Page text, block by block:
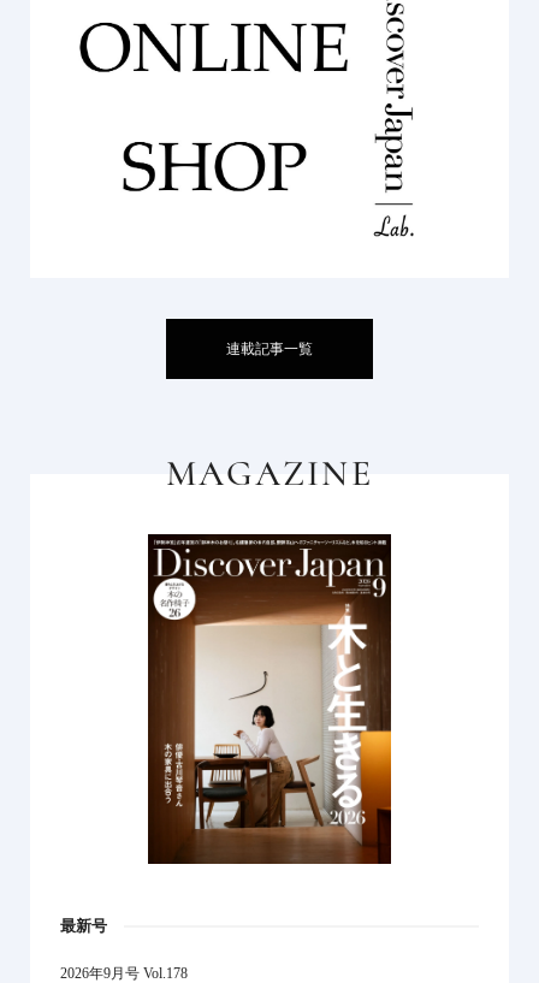
連載記事一覧
MAGAZINE
最新号
2026年9月号 Vol.178